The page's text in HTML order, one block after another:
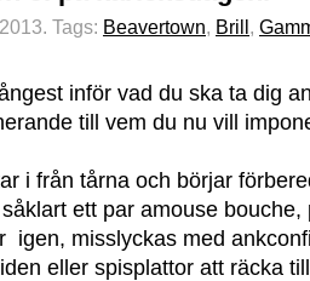
Tags: Beavertown, Brill,
inför vad du ska ta dig
till vem du nu vill
i från tårna och börjar
ett par amouse bouche,
igen, misslyckas med
eller spisplattor att räcka